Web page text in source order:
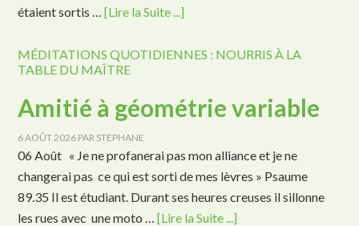
étaient sortis …[Lire la Suite ...]
MÉDITATIONS QUOTIDIENNES : NOURRIS À LA
TABLE DU MAÎTRE
Amitié à géométrie variable
6 AOÛT 2026 PAR STEPHANE
06 Août « Je ne profanerai pas mon alliance et je ne
changerai pas ce qui est sorti de mes lèvres » Psaume
89.35 Il est étudiant. Durant ses heures creuses il sillonne
les rues avec une moto …[Lire la Suite ...]